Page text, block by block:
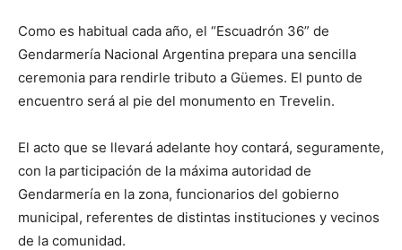
Como es habitual cada año, el “Escuadrón 36” de
Gendarmería Nacional Argentina prepara una sencilla
ceremonia para rendirle tributo a Güemes. El punto de
encuentro será al pie del monumento en Trevelin.
El acto que se llevará adelante hoy contará, seguramente,
con la participación de la máxima autoridad de
Gendarmería en la zona, funcionarios del gobierno
municipal, referentes de distintas instituciones y vecinos
de la comunidad.